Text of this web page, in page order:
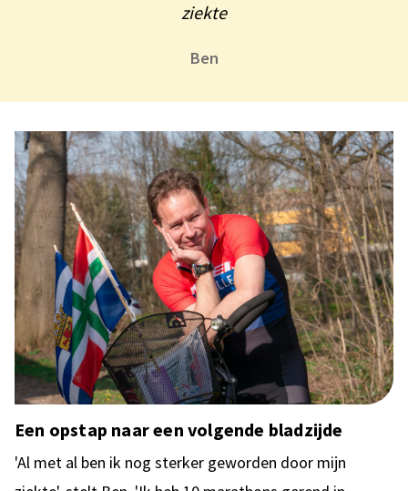
ziekte
Ben
Een opstap naar een volgende bladzijde
'Al met al ben ik nog sterker geworden door mijn